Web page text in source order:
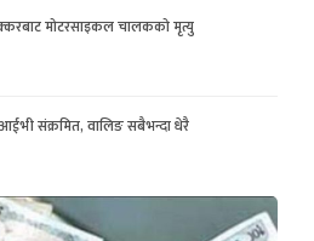
मोटरसाइकल चालकको मृत्यु
संक्रमित, वालिङ सबैभन्दा धेरै